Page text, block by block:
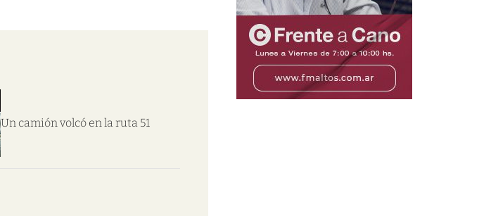
Un camión volcó en la ruta 51